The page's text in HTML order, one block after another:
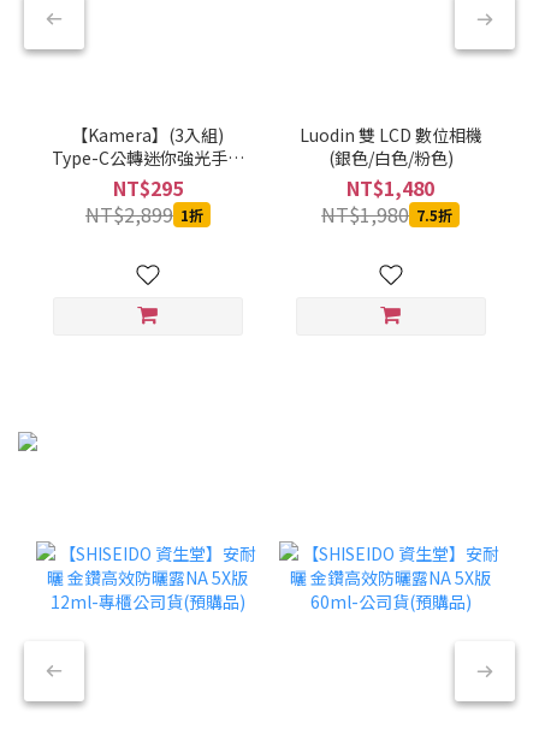
【Kamera】(3入組)
Type-C公轉迷你強光手電
筒-黑-CBPKAMFLAAL002
NT$295
NT$2,899 1折
Luodin 雙 LCD 數位相機
(銀色/白色/粉色)
NT$1,480
NT$1,980 7.5折